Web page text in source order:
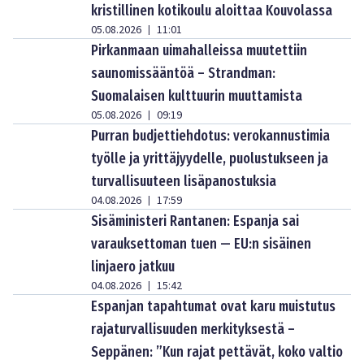
kristillinen kotikoulu aloittaa Kouvolassa
05.08.2026 | 11:01
Pirkanmaan uimahalleissa muutettiin
saunomissääntöä – Strandman:
Suomalaisen kulttuurin muuttamista
05.08.2026 | 09:19
Purran budjettiehdotus: verokannustimia
työlle ja yrittäjyydelle, puolustukseen ja
turvallisuuteen lisäpanostuksia
04.08.2026 | 17:59
Sisäministeri Rantanen: Espanja sai
varauksettoman tuen — EU:n sisäinen
linjaero jatkuu
04.08.2026 | 15:42
Espanjan tapahtumat ovat karu muistutus
rajaturvallisuuden merkityksestä –
Seppänen: ”Kun rajat pettävät, koko valtio